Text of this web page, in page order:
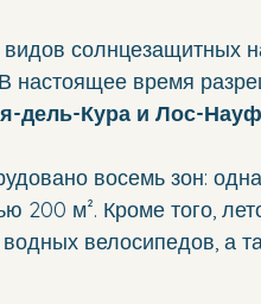
видов солнцезащитных
В настоящее время
дель-Кура и Лос-
восемь зон:
200 м². Кроме того,
велосипедов, а